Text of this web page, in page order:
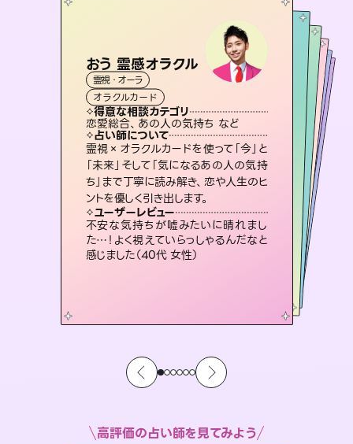
おう 霊感オラクル
霊視・オーラ
オラクルカード
得意な相談カテゴリ
恋愛総合、あの人の気持ち など
占い師について
霊視×オラクルカードを使って「今」と
「未来」そして「気になるあの人の気持
ち」まで丁寧に読み解き、恋や人生のヒ
ントを優しく引き出します。
ユーザーレビュー
不安な気持ちが嘘みたいに晴れまし
た…！よく視えていらっしゃるんだなと
感じました（40代 女性）
彗望（すいぼう）
霊視・オーラ
スピリチュアル・リーディング
得意な相談カテゴリ
片想い、あの人の気持ち、復縁 など
占い師について
3,700年以上の歴史を持つ東洋最古の
占術「易占」で詳細まで占い、幸せへ向
かう道筋を示します。厳しい結果にも具
体的な対策をお伝えします。
ユーザーレビュー
複雑な背景もしっかり聞いて鑑定して
いただけました。気持ちが楽になりまし
た（50代 女性）
セラピスト理恵
霊視・オーラ
スピリチュアル・リーディング
得意な相談カテゴリ
片想い、二人の未来、年の差 など
占い師について
連絡再開、復縁、成就などの報告実績
多数。セラピストとして2万超の施術経
験があるからこそできる鑑定で、より良
い未来をサポートします。
ユーザーレビュー
とても心温まる鑑定でした。しかもこち
らは何も言っていないのに視えていらっ
しゃるんだなと驚きです（30代女性）
とうげんみう
霊視・オーラ
スピリチュアル・リーディング
得意な相談カテゴリ
片想い、あの人の気持ち、復縁 など
占い師について
恋愛のお悩みの中でも特に「曖昧な関係」の相談を得意としており、友達以上恋人未満なお相手との今後や本音を丁寧に読み解き恋愛成就へと導きます。
ユーザーレビュー
鑑定していただいてアドバイス通りに行
動すると仲が復活してきました。ありが
とうございました（40代 女性）
未来視師＊花
スピリチュアル・リーディング
得意な相談カテゴリ
出逢い、片想い、復縁 など
占い師について
未来には何パターンもの選択肢があり
ます。不安で視えにくくなっているあな
たの素敵な未来を見つけ、その未来を
選択できるようアドバイスします。
ユーザーレビュー
職場の人の性質や人間関係、本心など
本当によく視えていてびっくり。対策が
打てて前向きになれます（40代）
西洋占星術 タロット
ルーン
得意な相談カテゴリ
恋愛総合、片想い、二人の未来 など
占い師について
復縁、恋愛、不倫の行方、同性愛や片
思い、仕事関係や借金問題まで知りた
いことや心の負担になっていることを
紐解き、背中をそっと押して導きます。
ユーザーレビュー
安心感のあり、言い切ってくれる所や濁
さない鑑定のおかげで、毎回自分の気
持ちを整えられます（30代 男性）
高評価の占い師を見てみよう